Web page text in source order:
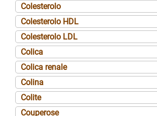
Colesterolo
Colesterolo HDL
Colesterolo LDL
Colica
Colica renale
Colina
Colite
Couperose